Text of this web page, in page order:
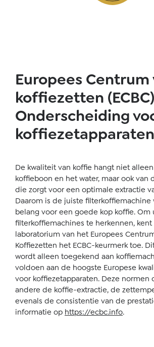
Europees Centrum
koffiezetten
Onderscheiding
koffiezetapparaten
De kwaliteit van koffie hangt niet
koffieboon en het water, maar ook van
die zorgt voor een optimale extractie
Daarom is de juiste filterkoffiemachine
belang voor een goede kop koffie. Om
filterkoffiemachines te herkennen,
laboratorium van het Europees
Koffiezetten het ECBC-keurmerk toe.
wordt alleen toegekend aan
voldoen aan de hoogste Europese
voor koffiezetapparaten. Deze normen
andere de koffie-extractie, de
evenals de consistentie van de
informatie op https://ecbc.info.